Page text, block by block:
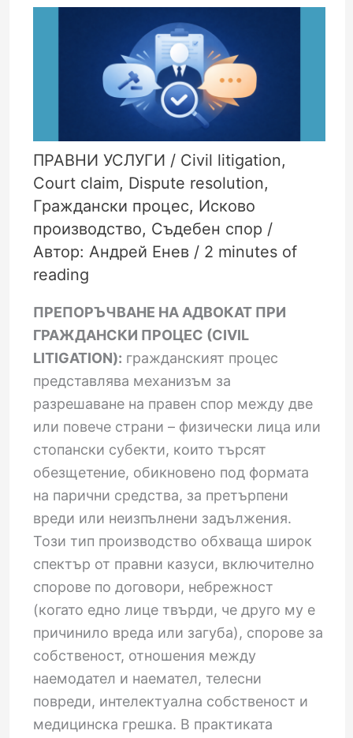
ПРАВНИ УСЛУГИ / Civil litigation,
Court claim, Dispute resolution,
Граждански процес, Исково
производство, Съдебен спор /
Автор: Андрей Енев / 2 minutes of
reading
ПРЕПОРЪЧВАНЕ НА АДВОКАТ ПРИ
ГРАЖДАНСКИ ПРОЦЕС (CIVIL
LITIGATION): гражданският процес
представлява механизъм за
разрешаване на правен спор между две
или повече страни – физически лица или
стопански субекти, които търсят
обезщетение, обикновено под формата
на парични средства, за претърпени
вреди или неизпълнени задължения.
Този тип производство обхваща широк
спектър от правни казуси, включително
спорове по договори, небрежност
(когато едно лице твърди, че друго му е
причинило вреда или загуба), спорове за
собственост, отношения между
наемодател и наемател, телесни
повреди, интелектуална собственост и
медицинска грешка. В практиката